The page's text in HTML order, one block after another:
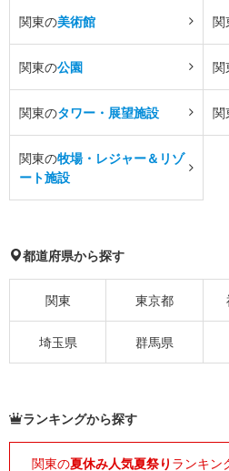
関東の美術館 関
関東の公園 関
関東のタワー・展望施設 関
関東の牧場・レジャー＆リゾ
ート施設
都道府県から探す
関東 東京都
埼玉県 群馬県
ランキングから探す
関東の夏休み人気夏祭り ランキン